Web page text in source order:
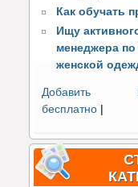
Как обучать
Ищу
менеджера
женской
Добавить
бесплатно |